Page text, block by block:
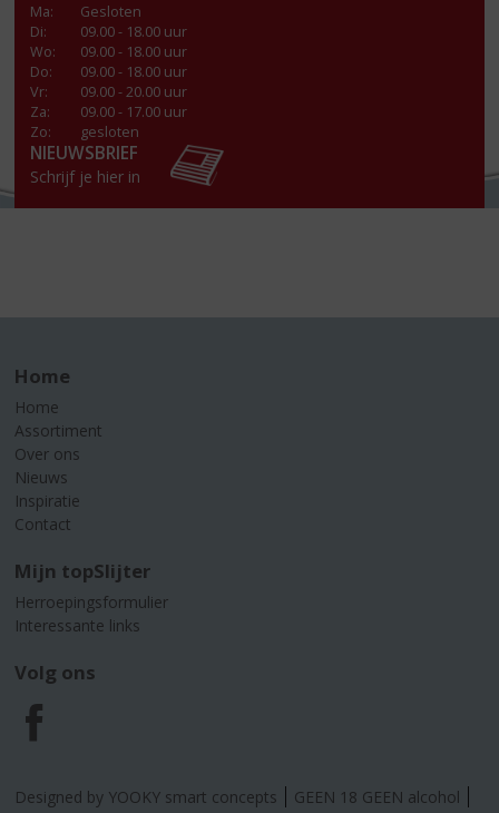
Ma:
Gesloten
Di:
09.00 - 18.00 uur
Wo:
09.00 - 18.00 uur
Do:
09.00 - 18.00 uur
Vr:
09.00 - 20.00 uur
Za:
09.00 - 17.00 uur
Zo:
gesloten
NIEUWSBRIEF
Schrijf je hier in
Home
Home
Assortiment
Over ons
Nieuws
Inspiratie
Contact
Mijn topSlijter
Herroepingsformulier
Interessante links
Volg ons
F
a
Designed by YOOKY smart concepts GEEN 18 GEEN alcohol